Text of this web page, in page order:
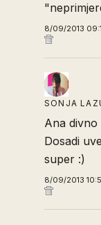
8/09/2013
SONJA
Ana divno
Dosadi
super :)
8/09/2013